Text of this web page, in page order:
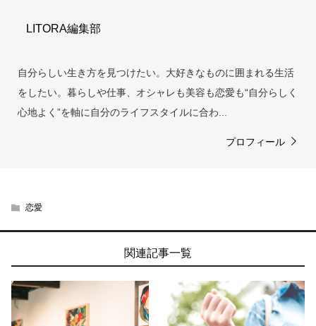
LITORA編集部
自分らしい生き方を見つけたい。大好きなものに囲まれる生活
をしたい。暮らしや仕事、オシャレも美容も恋愛も“自分らしく
心地よく”を軸に自分のライフスタイルに合わ...
プロフィール
恋愛
関連記事一覧